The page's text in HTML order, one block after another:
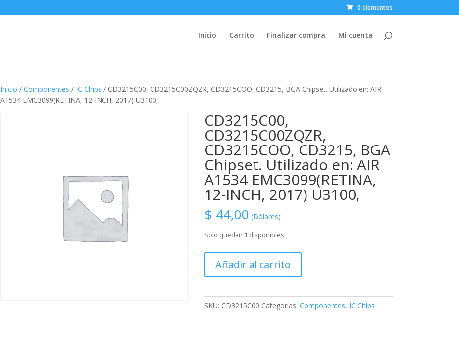
0 elementos
Inicio Carrito Finalizar compra Mi cuenta
Inicio / Componentes / IC Chips / CD3215C00, CD3215C00ZQZR, CD3215COO, CD3215, BGA Chipset. Utilizado en: AIR
A1534 EMC3099(RETINA, 12-INCH, 2017) U3100,
CD3215C00,
CD3215C00ZQZR,
CD3215COO, CD3215, BGA
Chipset. Utilizado en: AIR
A1534 EMC3099(RETINA,
12-INCH, 2017) U3100,
$ 44,00 (Dólares)
Solo quedan 1 disponibles
CD3215C00ZQZR,
CD3215COO,
BGA
Añadir al carrito
SKU: CD3215C00 Categorías: Componentes, IC Chips